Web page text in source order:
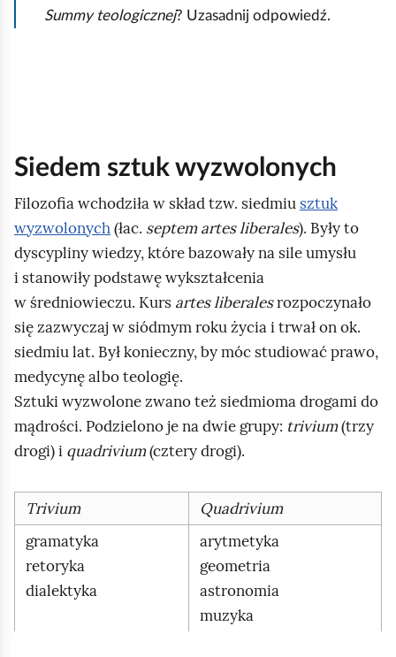
Summy teologicznej? Uzasadnij odpowiedź.
Siedem sztuk wyzwolonych
Filozofia wchodziła w skład tzw. siedmiu sztuk
wyzwolonych(łac. septem artes liberales). Były to
dyscypliny wiedzy, które bazowały na sile umysłu
i stanowiły podstawę wykształcenia
w średniowieczu. Kurs artes liberalesrozpoczynało
się zazwyczaj w siódmym roku życia i trwał on ok.
siedmiu lat. Był konieczny, by móc studiować prawo,
medycynę albo teologię.
Sztuki wyzwolone zwano też siedmioma drogami do
mądrości. Podzielono je na dwie grupy: trivium(trzy
drogi) i quadrivium(cztery drogi).
Trivium
Quadrivium
gramatyka
retoryka
dialektyka
arytmetyka
geometria
astronomia
muzyka